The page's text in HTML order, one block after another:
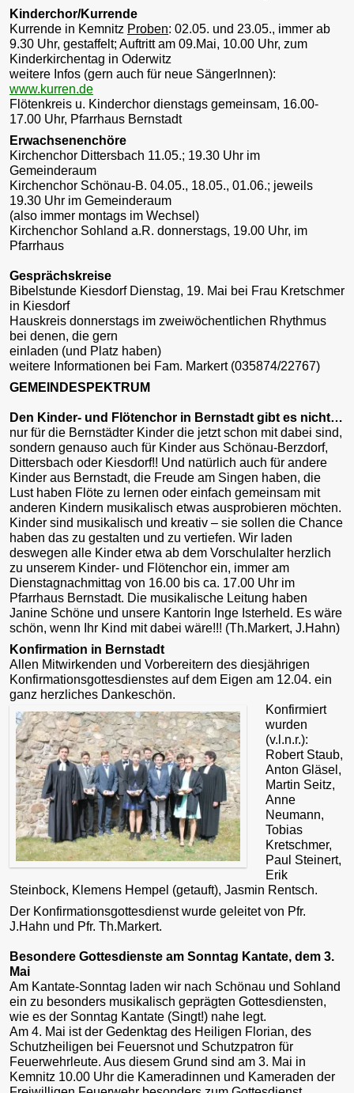
Kinderchor/Kurrende
Kurrende in Kemnitz Proben: 02.05. und 23.05., immer ab
9.30 Uhr, gestaffelt; Auftritt am 09.Mai, 10.00 Uhr, zum
Kinderkirchentag in Oderwitz
weitere Infos (gern auch für neue SängerInnen):
www.kurren.de
Flötenkreis u. Kinderchor dienstags gemeinsam, 16.00-
17.00 Uhr, Pfarrhaus Bernstadt
Erwachsenenchöre
Kirchenchor Dittersbach 11.05.; 19.30 Uhr im
Gemeinderaum
Kirchenchor Schönau-B. 04.05., 18.05., 01.06.; jeweils
19.30 Uhr im Gemeinderaum
(also immer montags im Wechsel)
Kirchenchor Sohland a.R. donnerstags, 19.00 Uhr, im
Pfarrhaus
Gesprächskreise
Bibelstunde Kiesdorf Dienstag, 19. Mai bei Frau Kretschmer
in Kiesdorf
Hauskreis donnerstags im zweiwöchentlichen Rhythmus
bei denen, die gern
einladen (und Platz haben)
weitere Informationen bei Fam. Markert (035874/22767)
GEMEINDESPEKTRUM
Den Kinder- und Flötenchor in Bernstadt gibt es nicht…
nur für die Bernstädter Kinder die jetzt schon mit dabei sind,
sondern genauso auch für Kinder aus Schönau-Berzdorf,
Dittersbach oder Kiesdorf!! Und natürlich auch für andere
Kinder aus Bernstadt, die Freude am Singen haben, die
Lust haben Flöte zu lernen oder einfach gemeinsam mit
anderen Kindern musikalisch etwas ausprobieren möchten.
Kinder sind musikalisch und kreativ – sie sollen die Chance
haben das zu gestalten und zu vertiefen. Wir laden
deswegen alle Kinder etwa ab dem Vorschulalter herzlich
zu unserem Kinder- und Flötenchor ein, immer am
Dienstagnachmittag von 16.00 bis ca. 17.00 Uhr im
Pfarrhaus Bernstadt. Die musikalische Leitung haben
Janine Schöne und unsere Kantorin Inge Isterheld. Es wäre
schön, wenn Ihr Kind mit dabei wäre!!! (Th.Markert, J.Hahn)
Konfirmation in Bernstadt
Allen Mitwirkenden und Vorbereitern des diesjährigen
Konfirmationsgottesdienstes auf dem Eigen am 12.04. ein
ganz herzliches Dankeschön.
Konfirmiert
wurden
(v.l.n.r.):
Robert Staub,
Anton Gläsel,
Martin Seitz,
Anne
Neumann,
Tobias
Kretschmer,
Paul Steinert,
Erik
Steinbock, Klemens Hempel (getauft), Jasmin Rentsch.
Der Konfirmationsgottesdienst wurde geleitet von Pfr.
J.Hahn und Pfr. Th.Markert.
Besondere Gottesdienste am Sonntag Kantate, dem 3.
Mai
Am Kantate-Sonntag laden wir nach Schönau und Sohland
ein zu besonders musikalisch geprägten Gottesdiensten,
wie es der Sonntag Kantate (Singt!) nahe legt.
Am 4. Mai ist der Gedenktag des Heiligen Florian, des
Schutzheiligen bei Feuersnot und Schutzpatron für
Feuerwehrleute. Aus diesem Grund sind am 3. Mai in
Kemnitz 10.00 Uhr die Kameradinnen und Kameraden der